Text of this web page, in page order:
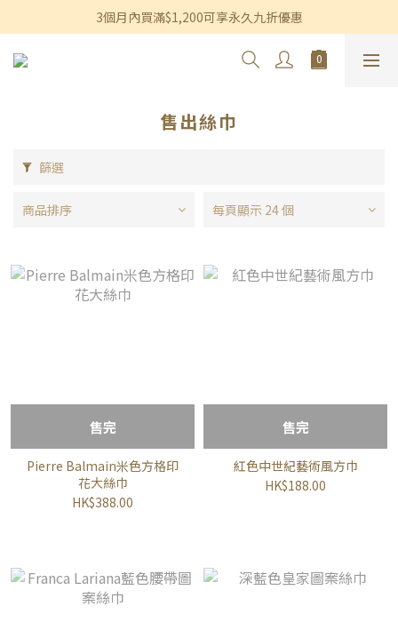
香港及澳門訂單滿$600即享免運費優惠
3個月內買滿$1,200可享永久九折優惠
香港及澳門訂單滿$600即享免運費優惠
售出絲巾
篩選
商品排序 每頁顯示 24 個
售完
Pierre Balmain米色方格印
花大絲巾
HK$388.00
售完
紅色中世紀藝術風方巾
HK$188.00